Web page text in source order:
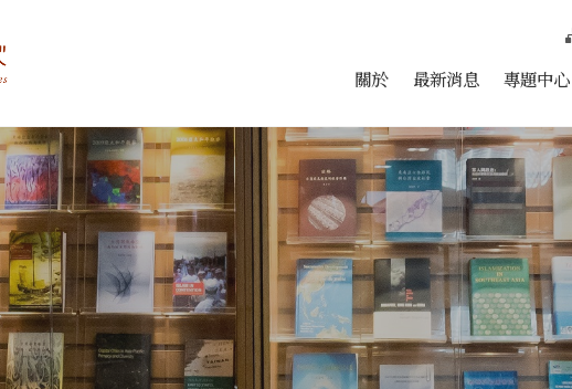
會科學研究中心 跳至中央區塊/Main Content
關於 最新消息 專題中心